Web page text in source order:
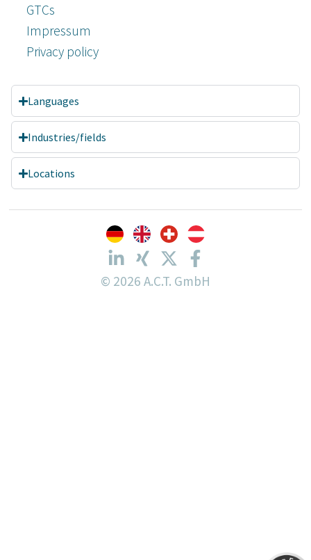
GTCs
Impressum
Privacy policy
Languages
Industries/fields
Locations
© 2026 A.C.T. GmbH